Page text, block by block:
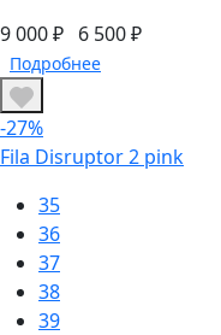
9 000 ₽ 6 500 ₽
Подробнее
-27%
Fila Disruptor 2 pink
35
36
37
38
39